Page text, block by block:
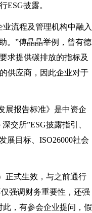
ESG披露。
流程及管理机构中融入
。”傅晶晶举例，曾有德
求提供碳排放的指标及
供应商，因此企业对于
展报告标准》是中资企
交所”ESG披露指引、
展目标、ISO26000社会
正式生效，与之前通行
强调财务重要性，还强
，有参会企业提问，假